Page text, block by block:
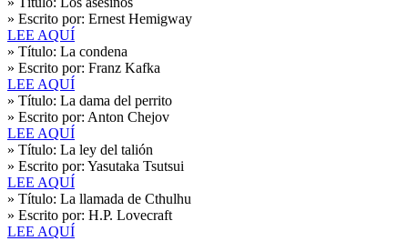
» Escrito por: Ernest Hemigway
LEE AQUÍ
» Título: La condena
» Escrito por: Franz Kafka
LEE AQUÍ
» Título: La dama del perrito
» Escrito por: Anton Chejov
LEE AQUÍ
» Título: La ley del talión
» Escrito por: Yasutaka Tsutsui
LEE AQUÍ
» Título: La llamada de Cthulhu
» Escrito por: H.P. Lovecraft
LEE AQUÍ